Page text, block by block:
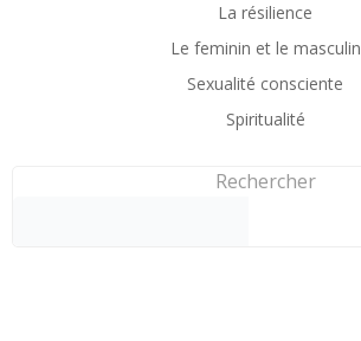
La résilience
Le feminin et le masculin
Sexualité consciente
Spiritualité
Rechercher